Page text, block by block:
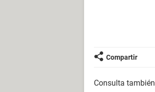
Compartir
Consulta